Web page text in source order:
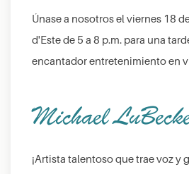
Únase a nosotros el viernes 18
d'Este de 5 a 8 p.m. para una
encantador entretenimiento en
Michael
¡Artista talentoso que trae voz y